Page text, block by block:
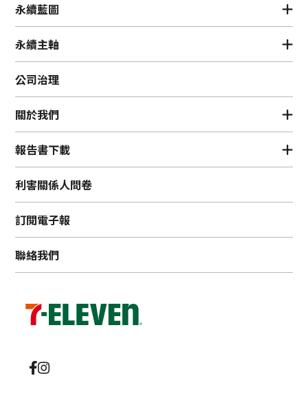
永續藍圖
永續主軸
公司治理
關於我們
報告書下載
利害關係人問卷
訂閱電子報
聯絡我們